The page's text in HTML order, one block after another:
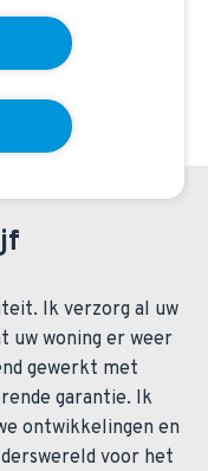
Ik verzorg al uw
uw woning er weer
gewerkt met
garantie. Ik
ontwikkelingen en
voor het